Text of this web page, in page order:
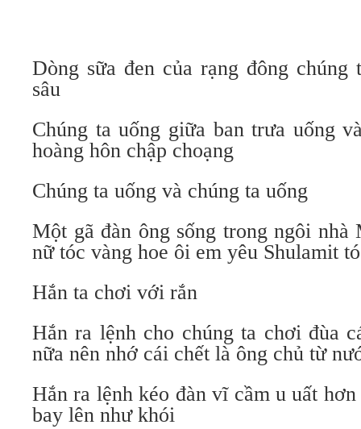
Dòng sữa đen của rạng đông chúng
sâu
Chúng ta uống giữa ban trưa uống
hoàng hôn chập choạng
Chúng ta uống và chúng ta uống
Một gã đàn ông sống trong ngôi nhà
nữ tóc vàng hoe ôi em yêu Shulamit
Hắn ta chơi với rắn
Hắn ra lệnh cho chúng ta chơi đùa
nữa nên nhớ cái chết là ông chủ từ
Hắn ra lệnh kéo đàn vĩ cầm u uất
bay lên như khói